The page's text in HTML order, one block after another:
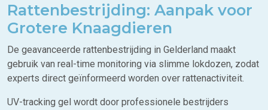
Rattenbestrijding: Aanpak voor
Grotere Knaagdieren
De geavanceerde rattenbestrijding in Gelderland maakt
gebruik van real-time monitoring via slimme lokdozen, zodat
experts direct geïnformeerd worden over rattenactiviteit.
UV-tracking gel wordt door professionele bestrijders